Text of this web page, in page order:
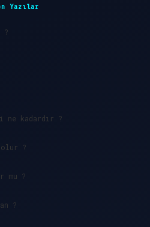
Yazılar
?
ne kadardır ?
olur ?
mu ?
?